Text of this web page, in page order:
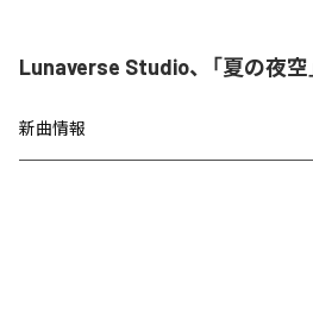
Lunaverse Studio、「夏の夜空
新曲情報